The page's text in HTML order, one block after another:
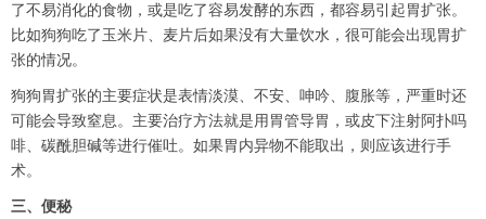
了不易消化的食物，或是吃了容易发酵的东西，都容易引起胃扩张。
比如狗狗吃了玉米片、麦片后如果没有大量饮水，很可能会出现胃扩
张的情况。
狗狗胃扩张的主要症状是表情淡漠、不安、呻吟、腹胀等，严重时还
可能会导致窒息。主要治疗方法就是用胃管导胃，或皮下注射阿扑吗
啡、碳酰胆碱等进行催吐。如果胃内异物不能取出，则应该进行手
术。
三、便秘